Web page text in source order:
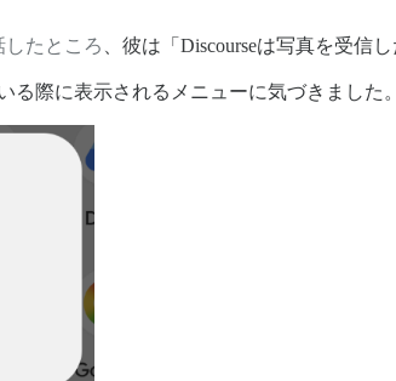
したところ 、彼は「Discourseは写真を受信
際に表示されるメニューに気づきました。